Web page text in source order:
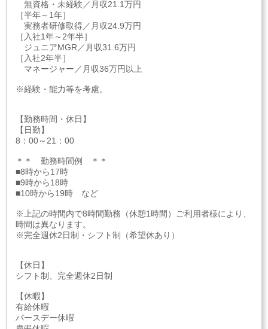
無資格・未経験／月収21.1万円
［半年～1年］
実務者研修取得／月収24.9万円
［入社1年～2年半］
ジュニアMGR／月収31.6万円
［入社2年半］
マネージャー／月収36万円以上
※経験・能力等を考慮。
【勤務時間・休日】
【日勤】
8：00～21：00
＊＊ 勤務時間例 ＊＊
■8時から17時
■9時から18時
■10時から19時 など
※上記の時間内で8時間勤務（休憩1時間）ご利用者様により、
時間は異なります。
※完全週休2日制・シフト制（希望休あり）
【休日】
シフト制、完全週休2日制
【休暇】
有給休暇
バースデー休暇